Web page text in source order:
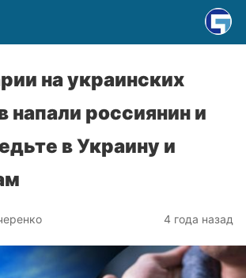
на украинских
напали россиянин и
в Украину и
4 года назад